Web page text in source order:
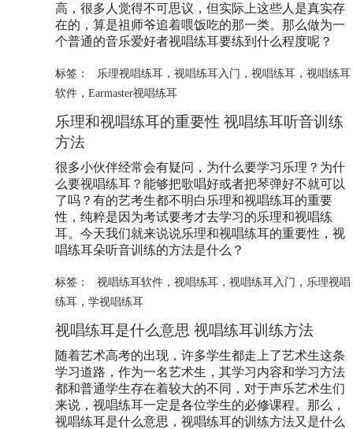
高，很多人觉得不可思议，但实际上这些人是真实存
在的，算是祖师爷追着喂饭吃的那一类。那么做为一
个普通的音乐爱好者视唱练耳要练到什么程度呢？
标签： 乐理视唱练耳， 视唱练耳入门 ， 视唱练耳， 视唱练耳
软件 ， Earmaster视唱练耳
乐理和视唱练耳的重要性 视唱练耳听音训练
方法
很多小伙伴经常会有疑问，为什么要学习乐理？为什
么要视唱练耳？能够把歌唱好或者把琴弹好不就可以
了吗？有的艺考生都不明白乐理和视唱练耳的重要
性，纯粹是因为考试要考才去学习的乐理和视唱练
耳。今天我们就来说说乐理和视唱练耳的重要性，视
唱练耳朵听音训练的方法是什么？
标签： 视唱练耳软件， 视唱练耳， 视唱练耳入门 ， 乐理视唱
练耳 ， 学视唱练耳
视唱练耳是什么意思 视唱练耳训练方法
随着艺术高考的出现，许多学生都走上了艺术生这条
学习道路，作为一名艺术生，其学习内容和学习方法
都和普通学生存在着较大的不同，对于声乐艺术生们
来说，视唱练耳一定是各位学生的必修课程。那么，
视唱练耳是什么意思，视唱练耳的训练方法又是什么